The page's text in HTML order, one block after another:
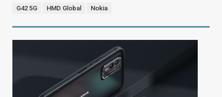
G42 5G HMD Global Nokia